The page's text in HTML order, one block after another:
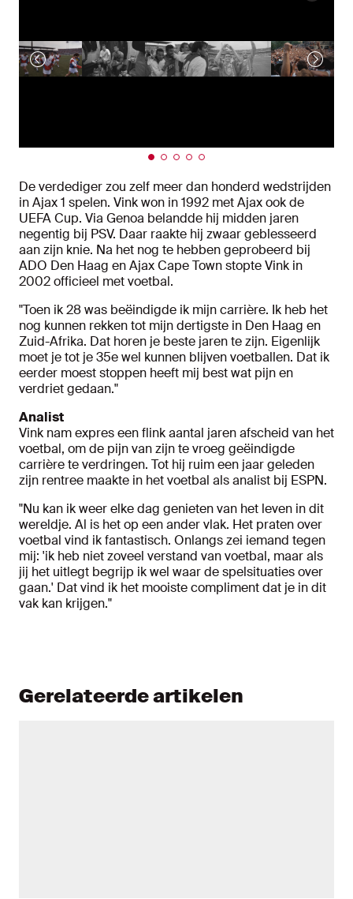
De verdediger zou zelf meer dan honderd wedstrijden
in Ajax 1 spelen. Vink won in 1992 met Ajax ook de
UEFA Cup. Via Genoa belandde hij midden jaren
negentig bij PSV. Daar raakte hij zwaar geblesseerd
aan zijn knie. Na het nog te hebben geprobeerd bij
ADO Den Haag en Ajax Cape Town stopte Vink in
2002 officieel met voetbal.
"Toen ik 28 was beëindigde ik mijn carrière. Ik heb het
nog kunnen rekken tot mijn dertigste in Den Haag en
Zuid-Afrika. Dat horen je beste jaren te zijn. Eigenlijk
moet je tot je 35e wel kunnen blijven voetballen. Dat ik
eerder moest stoppen heeft mij best wat pijn en
verdriet gedaan."
Analist
Vink nam expres een flink aantal jaren afscheid van het
voetbal, om de pijn van zijn te vroeg geëindigde
carrière te verdringen. Tot hij ruim een jaar geleden
zijn rentree maakte in het voetbal als analist bij ESPN.
"Nu kan ik weer elke dag genieten van het leven in dit
wereldje. Al is het op een ander vlak. Het praten over
voetbal vind ik fantastisch. Onlangs zei iemand tegen
mij: 'ik heb niet zoveel verstand van voetbal, maar als
jij het uitlegt begrijp ik wel waar de spelsituaties over
gaan.' Dat vind ik het mooiste compliment dat je in dit
vak kan krijgen."
Gerelateerde artikelen